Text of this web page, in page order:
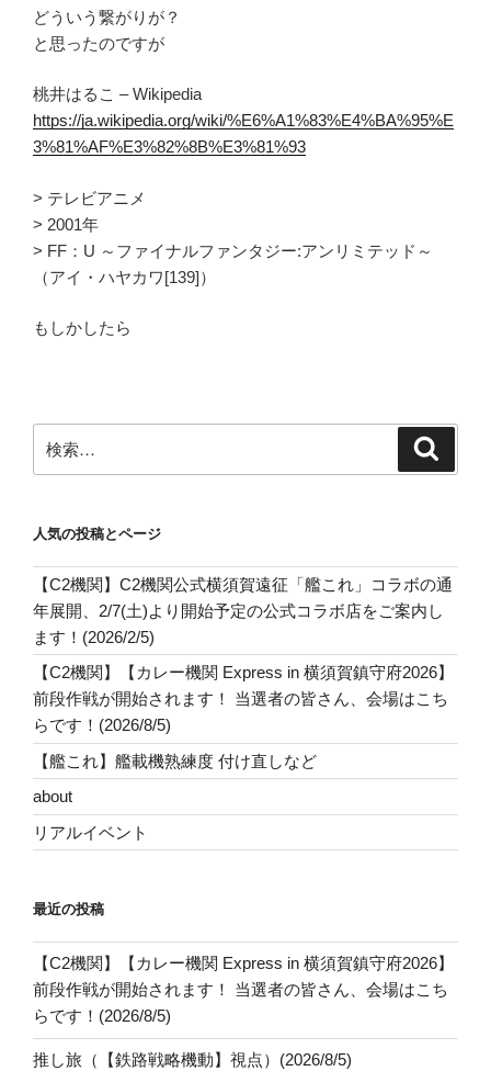
どういう繋がりが？
と思ったのですが
桃井はるこ – Wikipedia
https://ja.wikipedia.org/wiki/%E6%A1%83%E4%BA%95%E
3%81%AF%E3%82%8B%E3%81%93
> テレビアニメ
> 2001年
> FF：U ～ファイナルファンタジー:アンリミテッド～
（アイ・ハヤカワ[139]）
もしかしたら
索:
人気の投稿とページ
【C2機関】C2機関公式横須賀遠征「艦これ」コラボの通
年展開、2/7(土)より開始予定の公式コラボ店をご案内し
ます！(2026/2/5)
【C2機関】【カレー機関 Express in 横須賀鎮守府2026】
前段作戦が開始されます！ 当選者の皆さん、会場はこち
らです！(2026/8/5)
【艦これ】艦載機熟練度 付け直しなど
about
リアルイベント
最近の投稿
【C2機関】【カレー機関 Express in 横須賀鎮守府2026】
前段作戦が開始されます！ 当選者の皆さん、会場はこち
らです！(2026/8/5)
推し旅（【鉄路戦略機動】視点）(2026/8/5)